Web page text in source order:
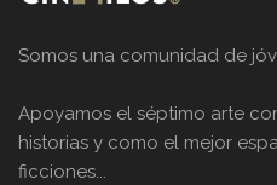
Somos una comunidad de
Apoyamos el séptimo arte
historias y como el mejor
ficciones...